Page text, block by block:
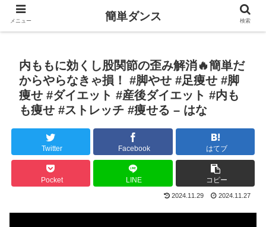
内ももに効くし股関節の歪み解消🔥簡単だ
からやらなきゃ損！ #脚やせ #足痩せ #脚
痩せ #ダイエット #産後ダイエット #内も
も痩せ #ストレッチ #痩せる – はな
Twitter Facebook はてブ
Pocket LINE コピー
2024.11.29 2024.11.27
メニュー 簡単ダンス 検索